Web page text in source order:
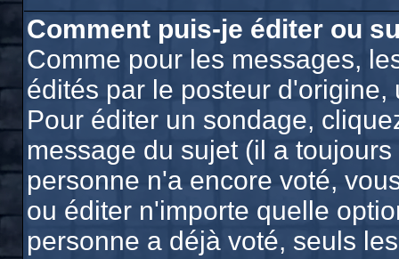
Comment puis-je éditer ou
Comme pour les messages,
édités par le posteur
Pour éditer un sondage,
message du sujet (il a
personne n'a encore voté,
ou éditer n'importe quelle
personne a déjà voté, seuls